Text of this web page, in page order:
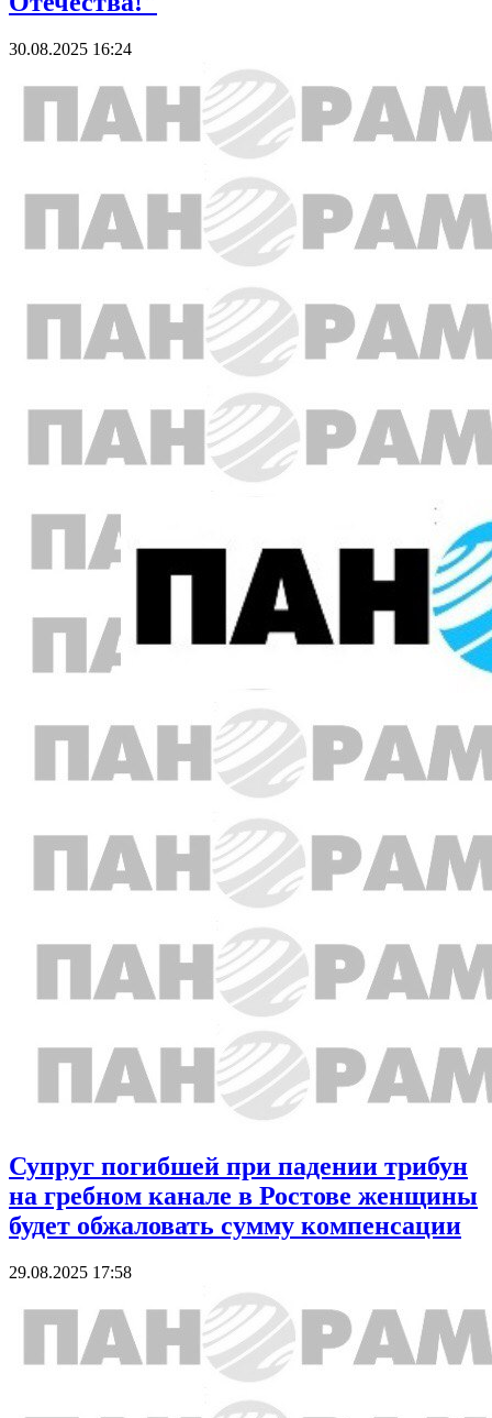
30.08.2025 16:24
Супруг погибшей при падении трибун
на гребном канале в Ростове женщины
будет обжаловать сумму компенсации
29.08.2025 17:58